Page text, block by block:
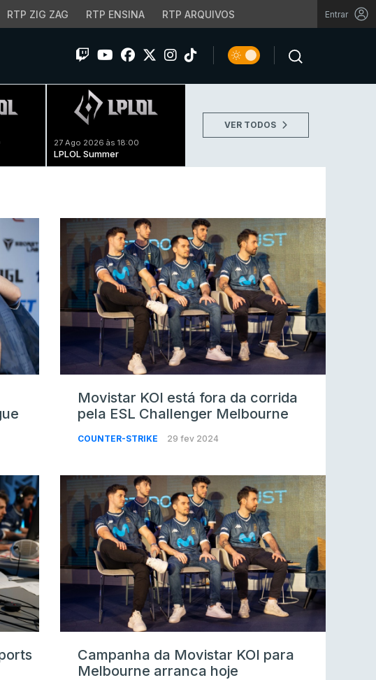
RTP ZIG ZAG RTP ENSINA RTP ARQUIVOS Entrar
27 Ago 2026 às 18:00
LPLOL Summer
VER TODOS
Movistar KOI está fora da corrida
pela ESL Challenger Melbourne
COUNTER-STRIKE 29 fev 2024
Campanha da Movistar KOI para
Melbourne arranca hoje